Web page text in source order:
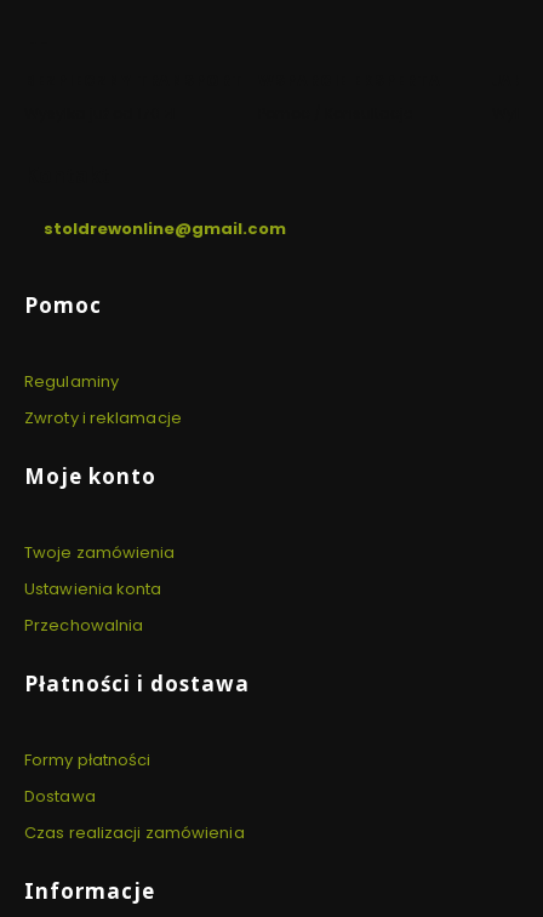
stoldrewonline@gmail.com
Linki w stopce
Pomoc
Regulaminy
Zwroty i reklamacje
Moje konto
Twoje zamówienia
Ustawienia konta
Przechowalnia
Płatności i dostawa
Formy płatności
Dostawa
Czas realizacji zamówienia
Informacje